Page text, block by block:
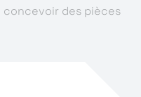
concevoir des pièces